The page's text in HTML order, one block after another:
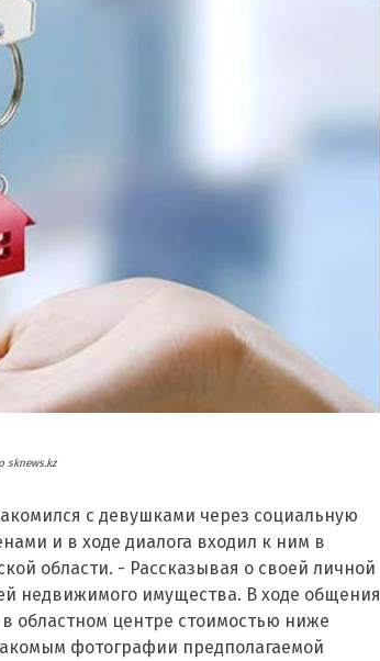
sknews.kz
с девушками через социальную
и в ходе диалога входил к ним в
области. - Рассказывая о своей личной
недвижимого имущества. В ходе общения
областном центре стоимостью ниже
фотографии предполагаемой